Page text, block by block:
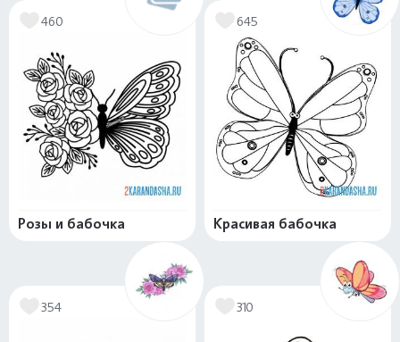
460
Розы и бабочка
645
Красивая бабочка
354 310